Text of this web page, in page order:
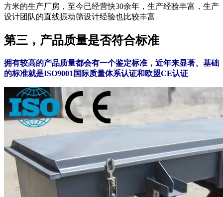
方米的生产厂房，至今已经营快30余年，生产经验丰富，生产
设计团队的直线振动筛设计经验也比较丰富
第三，产品质量是否符合标准
拥有较高的产品质量都会有一个鉴定标准，近年来显著、基础
的标准就是ISO9001国际质量体系认证和欧盟CE认证